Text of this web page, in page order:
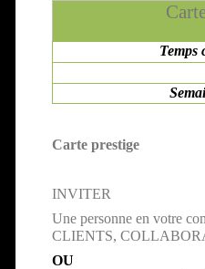
Temps
Carte prestige
INVITER
Une personne en votre
CLIENTS,
OU